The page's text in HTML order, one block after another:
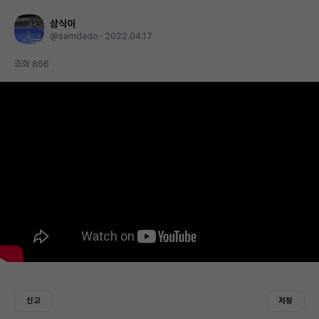
삼식이
@samdado · 2022.04.17
조회 866
신고 저장